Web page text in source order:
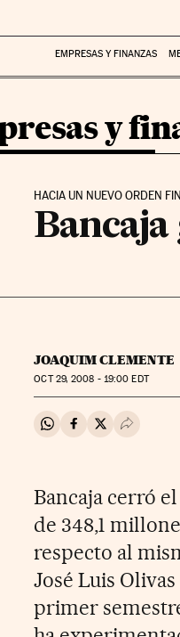
EMPRESAS Y FINANZAS
y
HACIA UN NUEVO ORDEN
Bancaja
JOAQUIM CLEMENTE
OCT29, 2008 - 19:00 EDT
Compartir en
Compartir en
Compartir en
Bancaja cerró
de 348,1
respecto al
José Luis
primer